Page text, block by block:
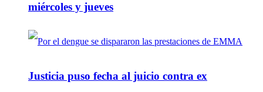
miércoles y jueves
Justicia puso fecha al juicio contra ex